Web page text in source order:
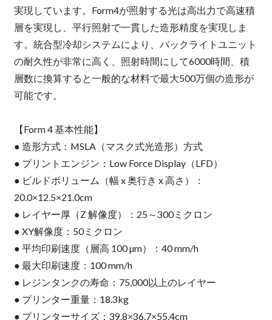
実現しています。Form4が照射する光は高出力で高速積
層を実現し、平行照射で一貫した造形精度を実現しま
す。統合型冷却システムにより、バックライトユニット
の耐久性が非常に高く、照射時間にして6000時間、積
層数に換算すると一般的な材料で最大500万個の造形が
可能です。
【Form 4 基本性能】
● 造形方式：MSLA（マスク式光造形）方式
● プリントエンジン：Low Force Display（LFD）
● ビルドボリューム（幅 x 奥行き x 高さ）：
20.0×12.5×21.0cm
● レイヤー厚（Z 解像度）：25～300ミクロン
● XY解像度：50ミクロン
● 平均印刷速度（層高 100 µm）：40 mm/h
● 最大印刷速度：100 mm/h
● レジンタンクの寿命：75,000以上のレイヤー
● プリンター重量：18.3kg
● プリンターサイズ：39.8×36.7×55.4cm